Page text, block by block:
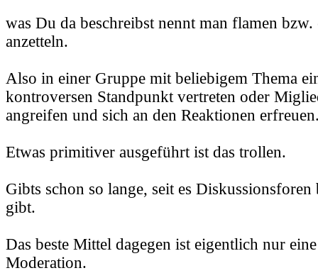
was Du da beschreibst nennt man flamen
anzetteln.
Also in einer Gruppe mit beliebigem Thema
kontroversen Standpunkt vertreten oder
angreifen und sich an den Reaktionen
Etwas primitiver ausgeführt ist das trollen.
Gibts schon so lange, seit es Diskussionsforen
gibt.
Das beste Mittel dagegen ist eigentlich nur
Moderation.